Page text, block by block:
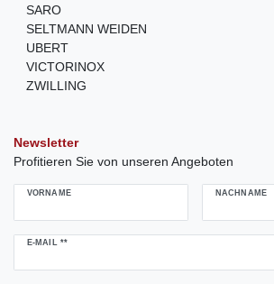
SARO
SELTMANN WEIDEN
UBERT
VICTORINOX
ZWILLING
Newsletter
Profitieren Sie von unseren Angeboten
VORNAME NACHNAME
E-MAIL **
Newsletter